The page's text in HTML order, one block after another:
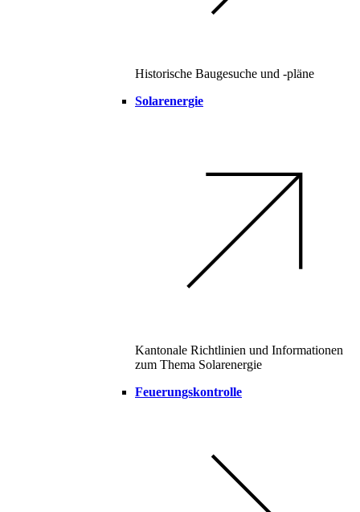
Historische Baugesuche und -pläne
Solarenergie
Kantonale Richtlinien und Informationen
zum Thema Solarenergie
Feuerungskontrolle